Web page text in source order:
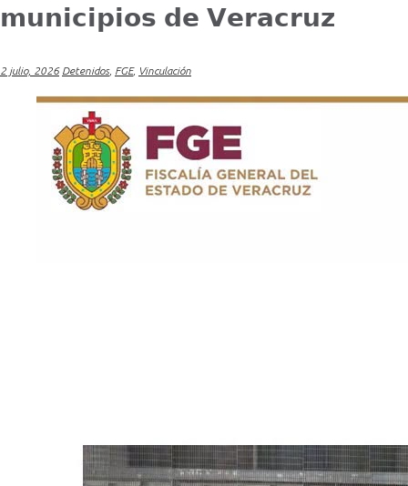
𝗺𝘂𝗻𝗶𝗰𝗶𝗽𝗶𝗼𝘀 𝗱𝗲 𝗩𝗲𝗿𝗮𝗰𝗿𝘂𝘇
2 julio, 2026 Detenidos, FGE, Vinculación